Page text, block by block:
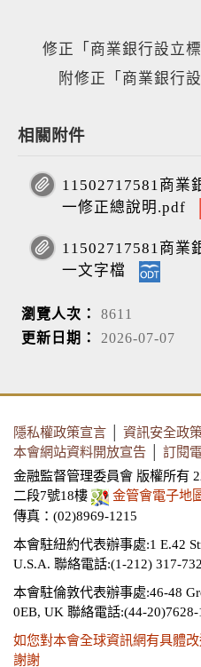
修正「商業銀行設立
附修正「商業銀行設
相關附件
11502717581商業
一修正總說明.pdf
11502717581商業
一文字檔
瀏覽人次： 8611
更新日期： 2026-07-07
隱私權政策宣言 資訊安全政
本會網站資料開放宣告
訂閱
金融監督管理委員會 版權所有
二段7號18樓
金管會電子地
傳真：(02)8969-1215
本會駐紐約代表辦事處:1 E.42
U.S.A. 聯絡電話:(1-212) 317-
本會駐倫敦代表辦事處:46-48
0EB, UK 聯絡電話:(44-20)7628-
如您對本會全球資訊網有具體
謝謝